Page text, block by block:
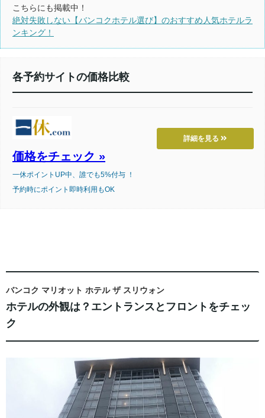
こちらにも掲載中！
絶対失敗しない【バンコクホテル選び】のおすすめ人気ホテルラ
ンキング！
各予約サイトの価格比較
詳細を見る
価格をチェック »
一休ポイントUP中、誰でも5%付与 ！
予約時にポイント即時利用もOK
バンコク マリオット ホテル ザ スリウォン
ホテルの外観は？エントランスとフロントをチェッ
ク